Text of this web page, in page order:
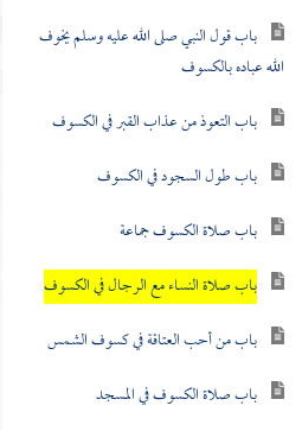
باب قول النبي صلى الله عليه وسلم يخوف
الله عباده بالكسوف
باب التعوذ من عذاب القبر في الكسوف
باب طول السجود في الكسوف
باب صلاة الكسوف جماعة
باب صلاة النساء مع الرجال في الكسوف
باب من أحب العتاقة في كسوف الشمس
باب صلاة الكسوف في المسجد